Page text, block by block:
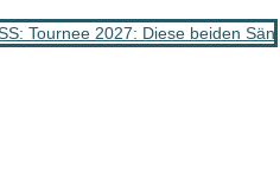
Tournee 2027: Diese beiden